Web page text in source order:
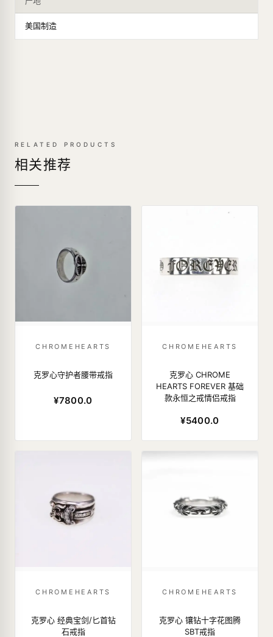
美国制造
RELATED PRODUCTS
相关推荐
CHROMEHEARTS
克罗心守护者腰带戒指
¥7800.0
CHROMEHEARTS
克罗心 CHROME
HEARTS FOREVER 基础
款永恒之戒情侣戒指
¥5400.0
CHROMEHEARTS
克罗心 经典宝剑/匕首钻
石戒指
CHROMEHEARTS
克罗心 镶钻十字花图腾
SBT戒指